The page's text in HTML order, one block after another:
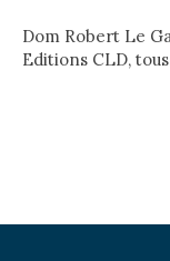
Dom Robert Le
Editions CLD,